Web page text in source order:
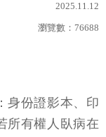
2025.11.12
瀏覽數： 76688
身份證影本、印
所有權人臥病在